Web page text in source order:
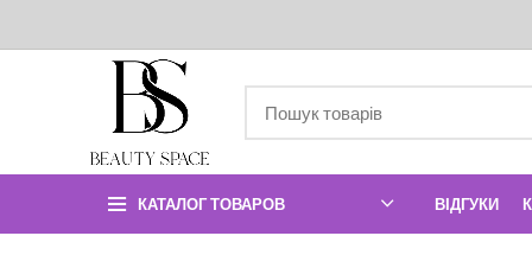
КАТАЛОГ ТОВАРОВ ВІДГУКИ